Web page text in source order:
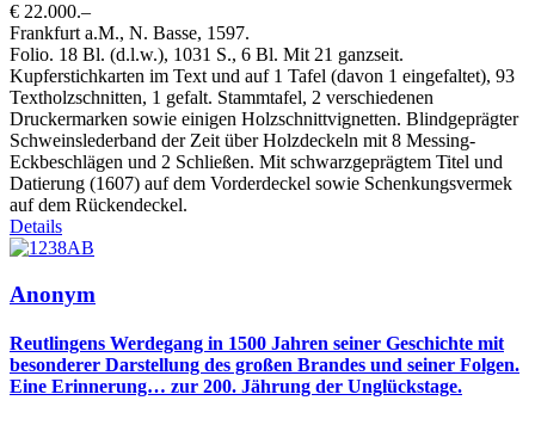
€ 22.000.–
Frankfurt a.M., N. Basse, 1597.
Folio. 18 Bl. (d.l.w.), 1031 S., 6 Bl. Mit 21 ganzseit.
Kupferstichkarten im Text und auf 1 Tafel (davon 1 eingefaltet), 93
Textholzschnitten, 1 gefalt. Stammtafel, 2 verschiedenen
Druckermarken sowie einigen Holzschnittvignetten. Blindgeprägter
Schweinslederband der Zeit über Holzdeckeln mit 8 Messing-
Eckbeschlägen und 2 Schließen. Mit schwarzgeprägtem Titel und
Datierung (1607) auf dem Vorderdeckel sowie Schenkungsvermek
auf dem Rückendeckel.
Details
Anonym
Reutlingens Werdegang in 1500 Jahren seiner Geschichte mit
besonderer Darstellung des großen Brandes und seiner Folgen.
Eine Erinnerung… zur 200. Jährung der Unglückstage.